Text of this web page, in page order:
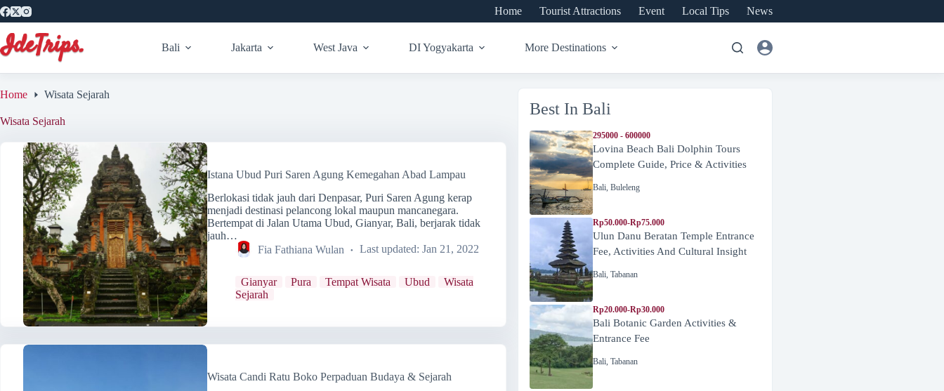
Skip
to
content
Home Tourist Attractions Event Local Tips News
Bali Jakarta West Java DI Yogyakarta More Destinations
Home Wisata Sejarah
Wisata Sejarah
Istana Ubud Puri Saren Agung Kemegahan Abad Lampau
Berlokasi tidak jauh dari Denpasar, Puri Saren Agung kerap
menjadi destinasi pelancong lokal maupun mancanegara.
Bertempat di Jalan Utama Ubud, Gianyar, Bali, berjarak tidak
jauh…
Fia Fathiana Wulan
Last updated: Jan 21, 2022
Gianyar Pura Tempat Wisata Ubud
Wisata
Sejarah
Wisata Candi Ratu Boko Perpaduan Budaya & Sejarah
Best In Bali
295000 - 600000
Lovina Beach Bali Dolphin Tours
Complete Guide, Price & Activities
Bali Buleleng
Rp50.000-Rp75.000
Ulun Danu Beratan Temple Entrance
Fee, Activities And Cultural Insight
Bali Tabanan
Rp20.000-Rp30.000
Bali Botanic Garden Activities &
Entrance Fee
Bali Tabanan